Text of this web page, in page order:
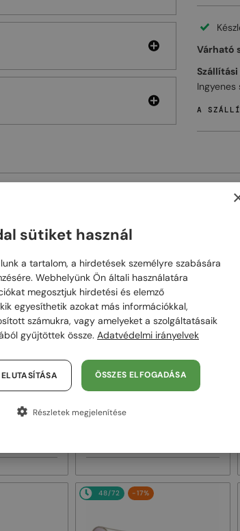
Várható
Ingyenes
A
48/72
263/S - 807VQ - 56
48/72 -17%
sütiket használ
a tartalom, a hirdetések személyre szabására
Webhelyünk Ön általi használatára
megosztjuk hirdetési és elemző
egyesíthetik azokat más információkkal,
számukra, vagy amelyeket a szolgáltatásaik
gyűjtöttek össze. Adatvédelmi irányelvek
ÖSSZES ELFOGADÁSA
Részletek megjelenítése